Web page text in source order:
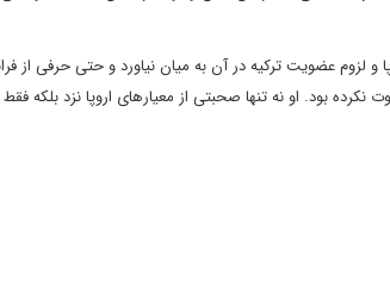
لزوم عضویت ترکیه در آن به میان نیاورد و حتی حرفی از
بود. او نه تنها صحبتی از معیارهای اروپا نزد بلکه فقط